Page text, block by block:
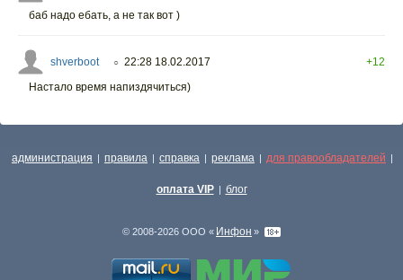
баб надо ебать, а не так вот )
shverboot ○ 22:28 18.02.2017
+12
Настало время напиздячиться)
администрация | правила | справка | реклама | для правообладателей |
оплата VIP | блог
© 2008-2026 ООО « Инфон »